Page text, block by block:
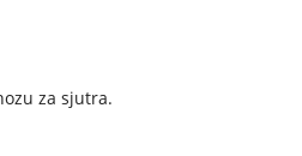
za sjutra.